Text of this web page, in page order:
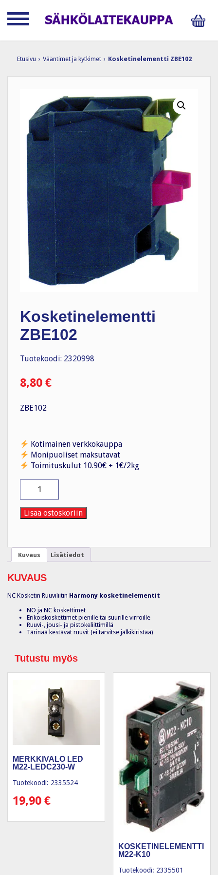
Etusivu › Vääntimet ja kytkimet › Kosketinelementti ZBE102
Kosketinelementti
ZBE102
Tuotekoodi: 2320998
8,80 €
ZBE102
Kotimainen verkkokauppa
Monipuoliset maksutavat
Toimituskulut 10.90€ + 1€/2kg
ZBE102
määrä
Lisää ostoskoriin
Kuvaus Lisätiedot
KUVAUS
NC Kosketin Ruuviliitin Harmony kosketinelementit
NO ja NC koskettimet
Erikoiskoskettimet pienille tai suurille virroille
Ruuvi-, jousi- ja pistokeliittimillä
Tärinää kestävät ruuvit (ei tarvitse jälkikiristää)
Tutustu myös
MERKKIVALO LED
M22-LEDC230-W
Tuotekoodi: 2335524
19,90 €
KOSKETINELEMENTTI
M22-K10
Tuotekoodi: 2335501